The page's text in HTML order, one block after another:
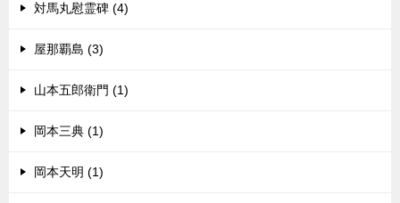
対馬丸慰霊碑 (4)
屋那覇島 (3)
山本五郎衛門 (1)
岡本三典 (1)
岡本天明 (1)